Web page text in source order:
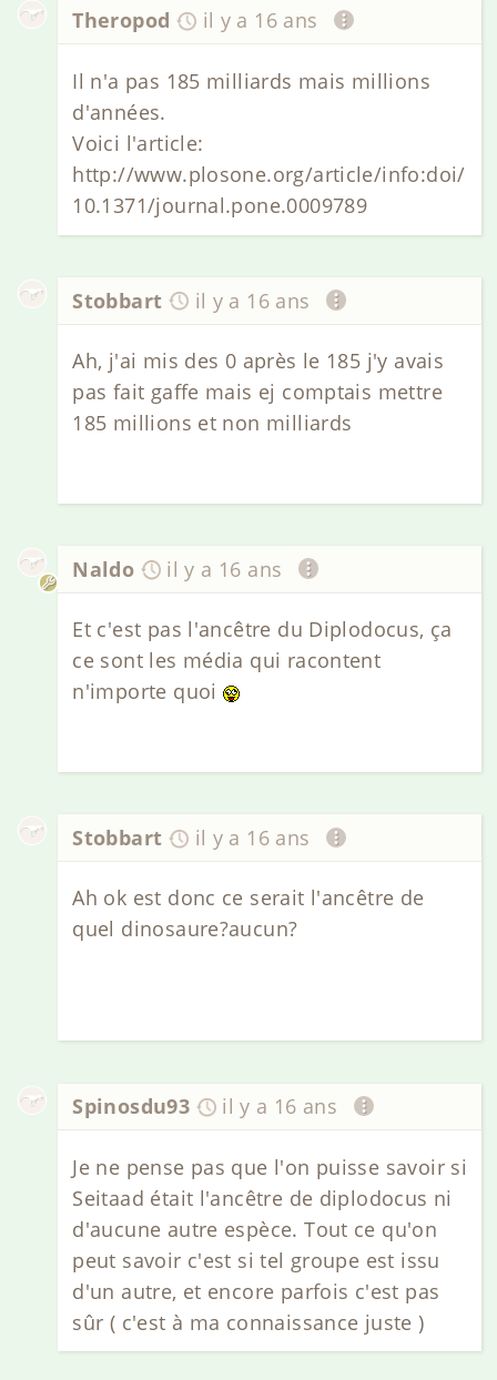
Theropod il y a 16 ans
Il n'a pas 185 milliards mais millions
d'années.
Voici l'article:
http://www.plosone.org/article/info:doi/
10.1371/journal.pone.0009789
Stobbart il y a 16 ans
Ah, j'ai mis des 0 après le 185 j'y avais
pas fait gaffe mais ej comptais mettre
185 millions et non milliards
Naldo il y a 16 ans
Et c'est pas l'ancêtre du Diplodocus, ça
ce sont les média qui racontent
n'importe quoi
Stobbart il y a 16 ans
Ah ok est donc ce serait l'ancêtre de
quel dinosaure?aucun?
Spinosdu93 il y a 16 ans
Je ne pense pas que l'on puisse savoir si
Seitaad était l'ancêtre de diplodocus ni
d'aucune autre espèce. Tout ce qu'on
peut savoir c'est si tel groupe est issu
d'un autre, et encore parfois c'est pas
sûr ( c'est à ma connaissance juste )